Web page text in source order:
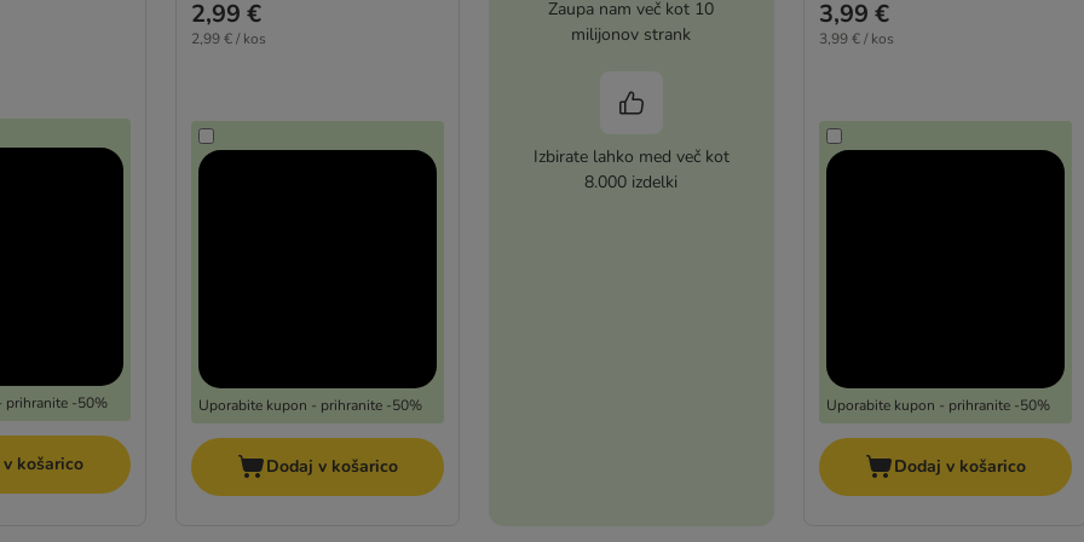
prihranite -50%
košarico
2,99 €
2,99 € / kos
Uporabite kupon - prihranite -50%
Dodaj v košarico
Zaupa nam več kot 10
milijonov strank
Izbirate lahko med več kot
8.000 izdelki
3,99 €
3,99 € / kos
Uporabite kupon - prihranite -50%
Dodaj v košarico